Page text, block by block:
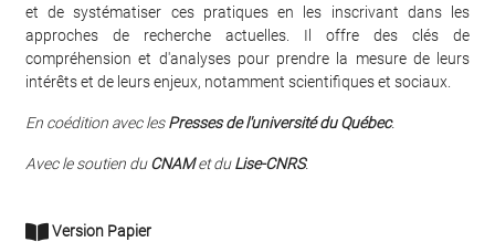
et de systématiser ces pratiques en les inscrivant dans les
approches de recherche actuelles. Il offre des clés de
compréhension et d'analyses pour prendre la mesure de leurs
intérêts et de leurs enjeux, notamment scientifiques et sociaux.
En coédition avec lesPresses de l'université du Québec.
Avec le soutien duCNAMet duLise-CNRS.
Version Papier